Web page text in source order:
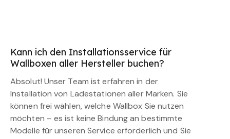
Kann ich den Installationsservice für
Wallboxen aller Hersteller buchen?
Absolut! Unser Team ist erfahren in der
Installation von Ladestationen aller Marken. Sie
können frei wählen, welche Wallbox Sie nutzen
möchten – es ist keine Bindung an bestimmte
Modelle für unseren Service erforderlich und Sie